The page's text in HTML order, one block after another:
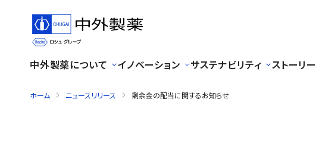
中外製薬について イノベーション サステナビリティ ストーリー
ホーム ニュースリリース 剰余金の配当に関するお知らせ